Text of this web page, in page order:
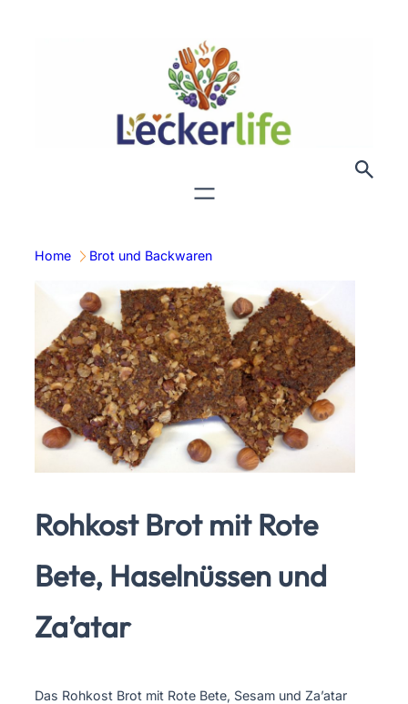
Home Brot und Backwaren
Rohkost Brot mit Rote
Bete, Haselnüssen und
Za’atar
Das Rohkost Brot mit Rote Bete, Sesam und Za’atar